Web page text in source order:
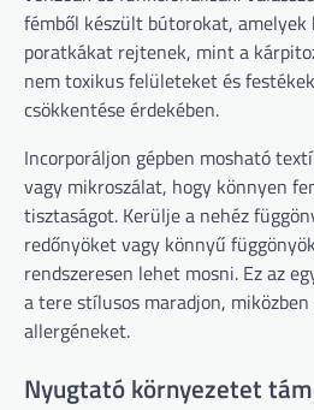
fémből készült bútorokat, amelyek
poratkákat rejtenek, mint a
nem toxikus felületeket és
csökkentése érdekében.
Incorporáljon gépben mosható
vagy mikroszálat, hogy könnyen
tisztaságot. Kerülje a nehéz
redőnyöket vagy könnyű
rendszeresen lehet mosni. Ez az
a tere stílusos maradjon,
allergéneket.
Nyugtató környezetet